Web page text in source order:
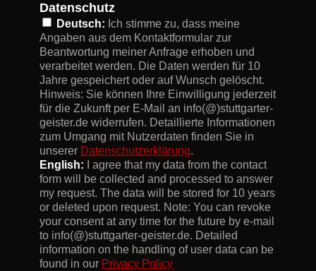
Datenschutz
Deutsch: Ich stimme zu, dass meine
Angaben aus dem Kontaktformular zur
Beantwortung meiner Anfrage erhoben und
verarbeitet werden. Die Daten werden für 10
Jahre gespeichert oder auf Wunsch gelöscht.
Hinweis: Sie können Ihre Einwilligung jederzeit
für die Zukunft per E-Mail an info(@)stuttgarter-
geister.de widerrufen. Detaillierte Informationen
zum Umgang mit Nutzerdaten finden Sie in
unserer Datenschutzerklärung.
English: I agree that my data from the contact
form will be collected and processed to answer
my request. The data will be stored for 10 years
or deleted upon request. Note: You can revoke
your consent at any time for the future by e-mail
to info(@)stuttgarter-geister.de. Detailed
information on the handling of user data can be
found in our Privacy Policy